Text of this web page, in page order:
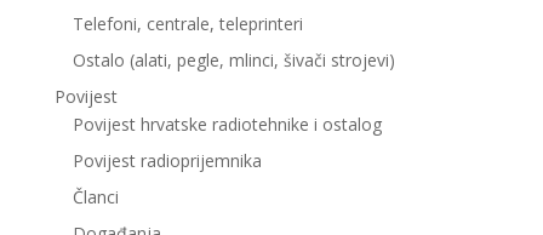
Telefoni, centrale, teleprinteri
Ostalo (alati, pegle, mlinci, šivači strojevi)
Povijest
Povijest hrvatske radiotehnike i ostalog
Povijest radioprijemnika
Članci